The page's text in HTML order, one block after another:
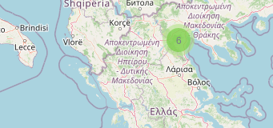
6